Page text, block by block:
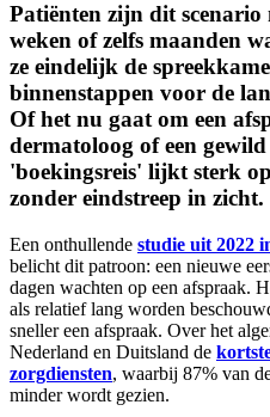
Patiënten zijn dit scenario
weken of zelfs maanden
ze eindelijk de
binnenstappen voor de
Of het nu gaat om een
dermatoloog of een gewild
'boekingsreis' lijkt sterk
zonder eindstreep in zicht.
Een onthullende studie uit 2022
belicht dit patroon: een nieuwe
dagen wachten op een afspraak.
als relatief lang worden
sneller een afspraak. Over het
Nederland en Duitsland de
zorgdiensten, waarbij 87% van
minder wordt gezien.